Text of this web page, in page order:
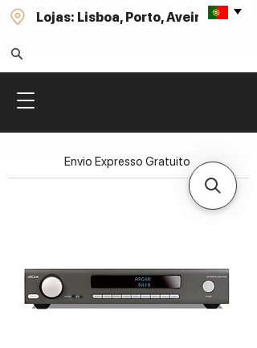
Lojas: Lisboa, Porto, Aveiro
Envio Expresso Gratuito